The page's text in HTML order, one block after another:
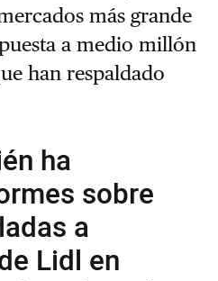
más grande
a medio millón
han respaldado
ha
sobre
a
Lidl en